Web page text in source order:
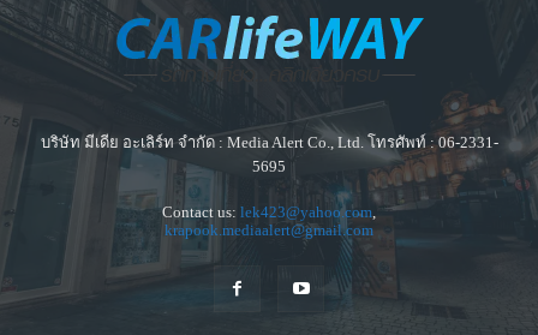
บริษัท มีเดีย อะเลิร์ท จำกัด : Media Alert Co., Ltd. โทรศัพท์ : 06-2331-
5695
Contact us: lek423@yahoo.com
krapook.mediaalert@gmail.com